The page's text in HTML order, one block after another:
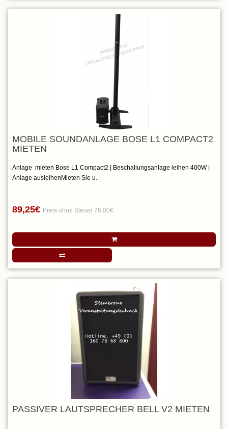
MOBILE SOUNDANLAGE BOSE L1 COMPACT2
MIETEN
Anlage mieten Bose L1 Compact2 | Beschallungsanlage leihen 400W |
Anlage ausleihenMieten Sie u..
89,25€ Preis ohne Steuer 75,00€
PASSIVER LAUTSPRECHER BELL V2 MIETEN